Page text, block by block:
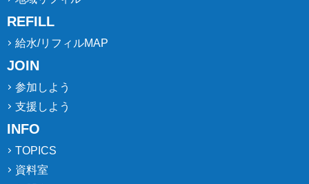
REFILL
給水/リフィルMAP
JOIN
参加しよう
支援しよう
INFO
TOPICS
資料室